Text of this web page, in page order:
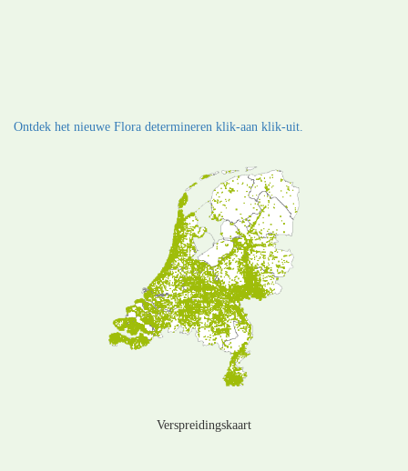
Ontdek het nieuwe Flora determineren klik-aan klik-uit.
Verspreidingskaart